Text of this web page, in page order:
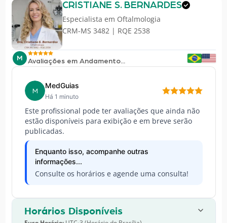
CRISTIANE S. BERNARDES
Especialista em Oftalmologia
CRM-MS 3482 | RQE 2538
M Avaliações em Andamento...
M
MedGuias
Há 1 minuto
Este profissional pode ter avaliações que ainda não
estão disponíveis para exibição e em breve serão
publicadas.
Enquanto isso, acompanhe outras
informações...
Consulte os horários e agende uma consulta!
Horários Disponíveis